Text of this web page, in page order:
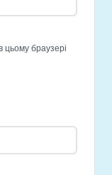
цьому браузері